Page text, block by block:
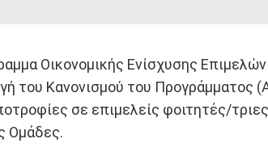
Οικονομικής Ενίσχυσης
του Κανονισμού του
σε επιμελείς φοιτητές/
Ομάδες.